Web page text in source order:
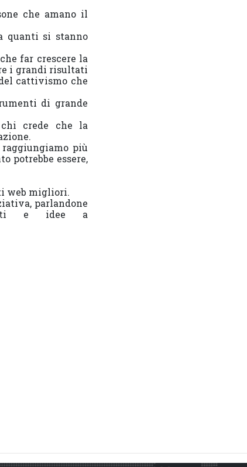
che amano il
quanti si stanno
far crescere la
i grandi risultati
cattivismo che
di grande
crede che la
più
potrebbe essere,
web migliori.
parlandone
e idee a